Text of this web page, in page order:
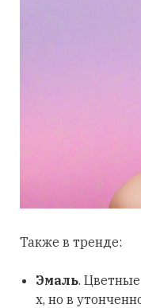
Также в тренде:
Эмаль.
х, но в